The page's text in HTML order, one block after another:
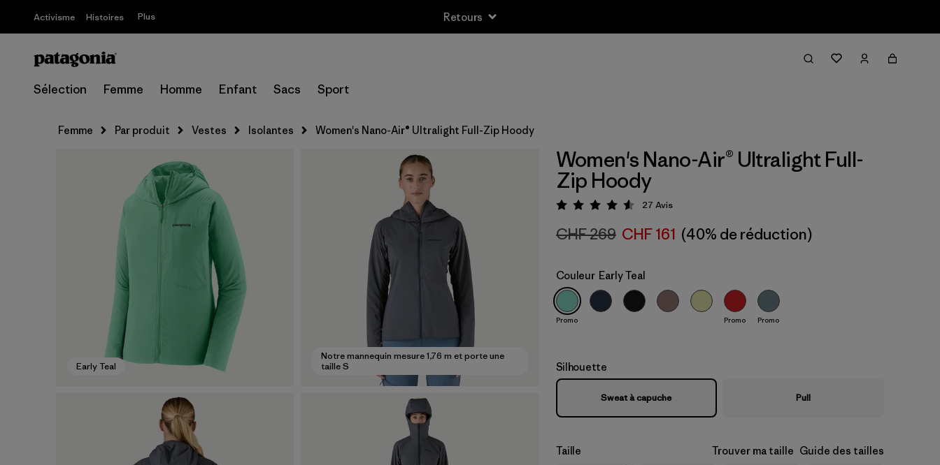
Activisme Histoires Plus Retours
Sélection Femme Homme Enfant Sacs Sport
Femme Par produit Vestes Isolantes Women's Nano-Air® Ultralight Full-Zip Hoody
Early Teal
Notre mannequin mesure 1,76 m et porte une
taille S
Women's Nano-Air® Ultralight Full-
Zip Hoody
Évaluation: 4.6 / 5
27 Avis
CHF 269 CHF 161 (40% de réduction)
Couleur Early Teal
Promo Promo Promo
Silhouette
Sweat à capuche Pull
Taille Trouver ma taille Guide des tailles